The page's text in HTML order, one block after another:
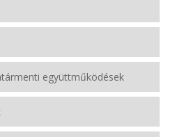
együttműködések